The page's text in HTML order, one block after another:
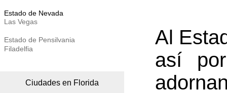
Estado de Nevada
Las Vegas
Estado de Pensilvania
Filadelfia
Ciudades en Florida
Al
así